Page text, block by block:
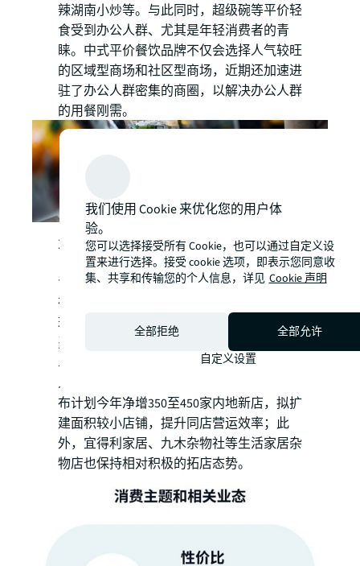
辣湖南小炒等。与此同时，超级碗等平价轻
食受到办公人群、尤其是年轻消费者的青
睐。中式平价餐饮品牌不仅会选择人气较旺
的区域型商场和社区型商场，近期还加速进
驻了办公人群密集的商圈，以解决办公人群
的用餐刚需。
生活家居、杂货玩具店，成为年轻
人的“解忧杂货店”
在近期的零售新开店铺中，生活家居、杂货
玩具店表现积极。在这些杂货店中，只需花
费十几元到几十元，就可以买到一件家居小
单品，给生活增添一份仪式感，成为受年轻
人喜欢的“解忧杂货店”。近期，名创优品宣
布计划今年净增350至450家内地新店，拟扩
建面积较小店铺，提升同店营运效率；此
外，宜得利家居、九木杂物社等生活家居杂
物店也保持相对积极的拓店态势。
我们使用 Cookie 来优化您的用户体
验。
您可以选择接受所有 Cookie，也可以通过自定义设
置来进行选择。接受 cookie 选项，即表示您同意收
集、共享和传输您的个人信息，详见 Cookie 声明
全部拒绝
全部允许
自定义设置